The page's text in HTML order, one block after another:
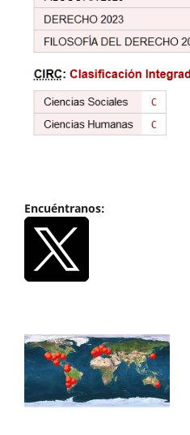
Encuéntranos: